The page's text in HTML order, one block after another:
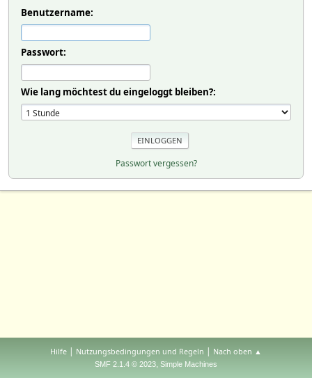
Benutzername:
Passwort:
Wie lang möchtest du eingeloggt bleiben?:
Passwort vergessen?
Hilfe | Nutzungsbedingungen und Regeln | Nach oben ▲
SMF 2.1.4 © 2023, Simple Machines